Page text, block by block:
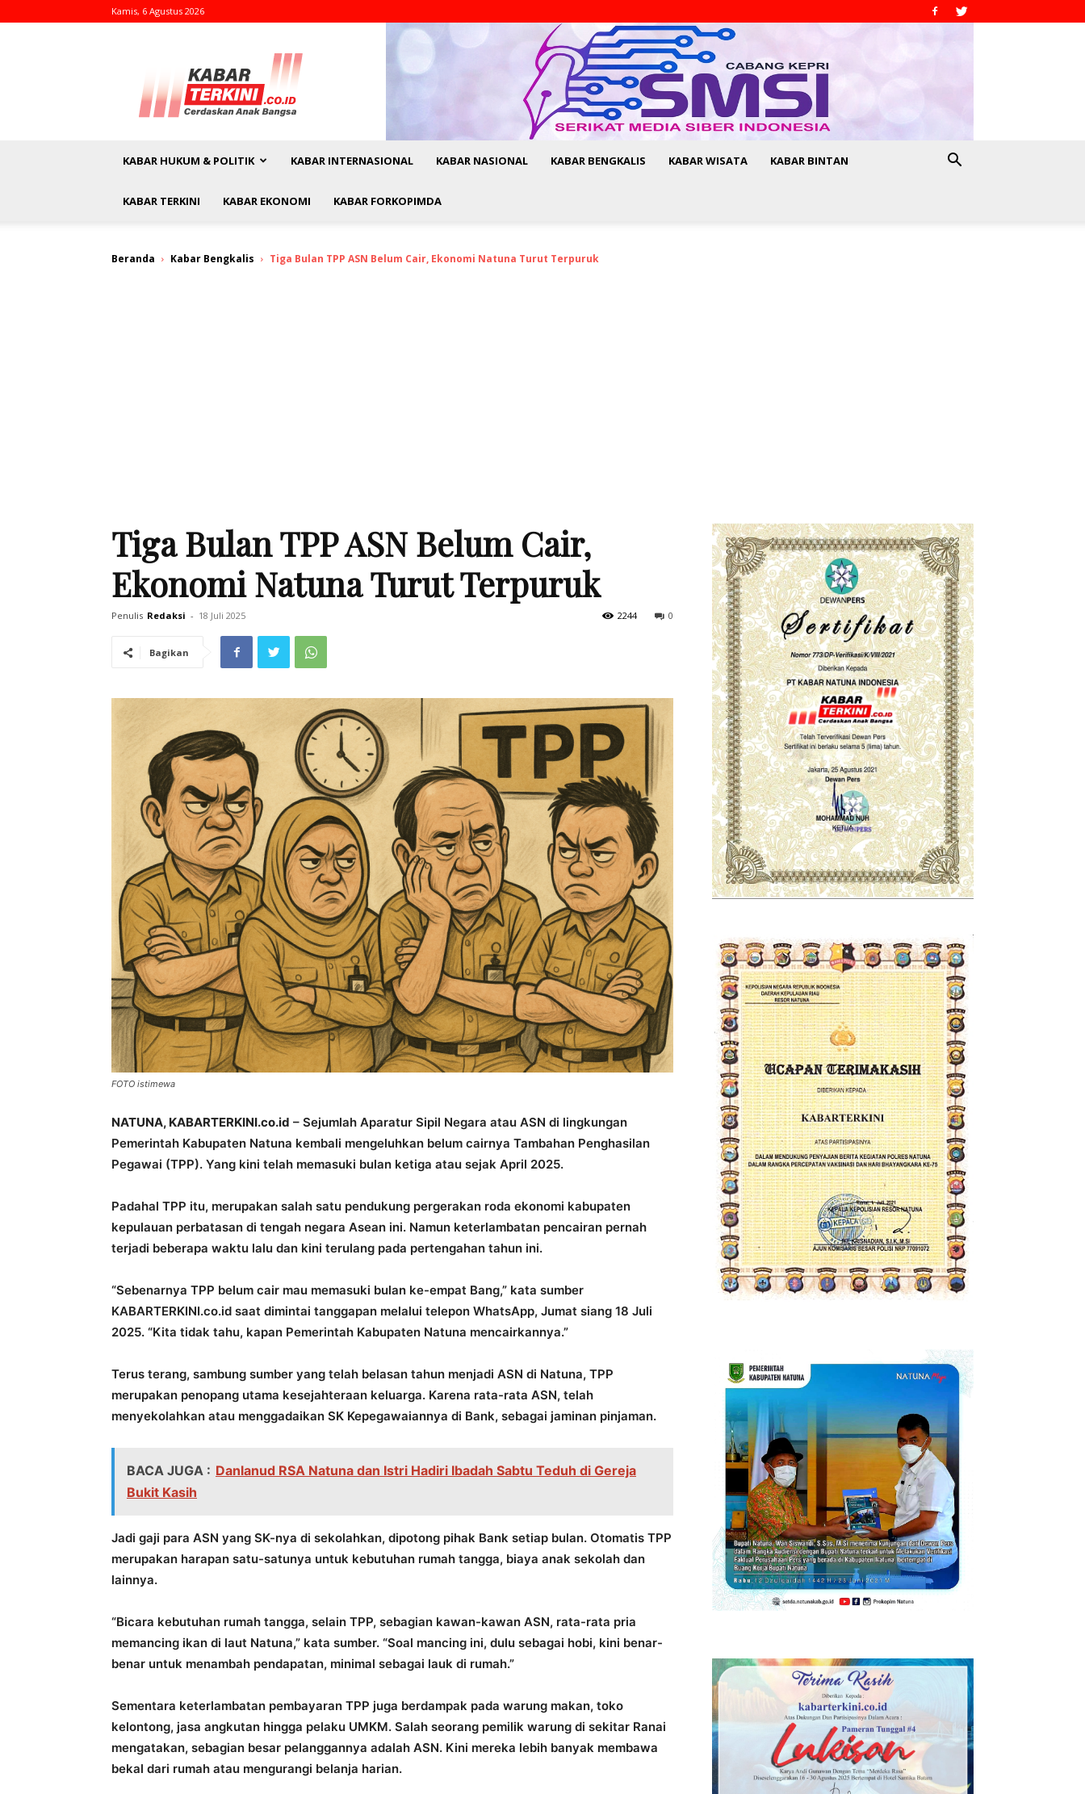
Kamis, 6 Agustus 2026
kabarterkini.co.id
KABAR HUKUM & POLITIK KABAR INTERNASIONAL KABAR NASIONAL KABAR BENGKALIS KABAR WISATA KABAR BINTAN
KABAR TERKINI KABAR EKONOMI KABAR FORKOPIMDA
Beranda Kabar Bengkalis Tiga Bulan TPP ASN Belum Cair, Ekonomi Natuna Turut Terpuruk
Tiga Bulan TPP ASN Belum Cair,
Ekonomi Natuna Turut Terpuruk
Penulis Redaksi - 18 Juli 2025 0
2244
Bagikan
FOTO istimewa
NATUNA, KABARTERKINI.co.id – Sejumlah Aparatur Sipil Negara atau ASN di lingkungan
Pemerintah Kabupaten Natuna kembali mengeluhkan belum cairnya Tambahan Penghasilan
Pegawai (TPP). Yang kini telah memasuki bulan ketiga atau sejak April 2025.
Padahal TPP itu, merupakan salah satu pendukung pergerakan roda ekonomi kabupaten
kepulauan perbatasan di tengah negara Asean ini. Namun keterlambatan pencairan pernah
terjadi beberapa waktu lalu dan kini terulang pada pertengahan tahun ini.
“Sebenarnya TPP belum cair mau memasuki bulan ke-empat Bang,” kata sumber
KABARTERKINI.co.id saat dimintai tanggapan melalui telepon WhatsApp, Jumat siang 18 Juli
2025. “Kita tidak tahu, kapan Pemerintah Kabupaten Natuna mencairkannya.”
Terus terang, sambung sumber yang telah belasan tahun menjadi ASN di Natuna, TPP
merupakan penopang utama kesejahteraan keluarga. Karena rata-rata ASN, telah
menyekolahkan atau menggadaikan SK Kepegawaiannya di Bank, sebagai jaminan pinjaman.
BACA JUGA : Danlanud RSA Natuna dan Istri Hadiri Ibadah Sabtu Teduh di Gereja
Bukit Kasih
Jadi gaji para ASN yang SK-nya di sekolahkan, dipotong pihak Bank setiap bulan. Otomatis TPP
merupakan harapan satu-satunya untuk kebutuhan rumah tangga, biaya anak sekolah dan
lainnya.
“Bicara kebutuhan rumah tangga, selain TPP, sebagian kawan-kawan ASN, rata-rata pria
memancing ikan di laut Natuna,” kata sumber. “Soal mancing ini, dulu sebagai hobi, kini benar-
benar untuk menambah pendapatan, minimal sebagai lauk di rumah.”
Sementara keterlambatan pembayaran TPP juga berdampak pada warung makan, toko
kelontong, jasa angkutan hingga pelaku UMKM. Salah seorang pemilik warung di sekitar Ranai
mengatakan, sebagian besar pelanggannya adalah ASN. Kini mereka lebih banyak membawa
bekal dari rumah atau mengurangi belanja harian.